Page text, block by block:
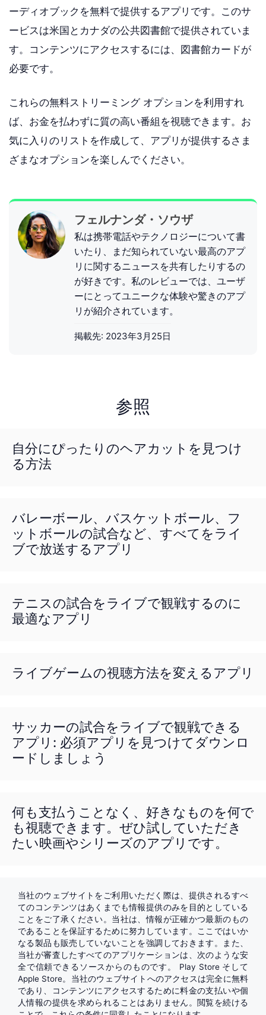
ーディオブックを無料で提供するアプリです。このサ
ービスは米国とカナダの公共図書館で提供されていま
す。コンテンツにアクセスするには、図書館カードが
必要です。
これらの無料ストリーミング オプションを利用すれ
ば、お金を払わずに質の高い番組を視聴できます。お
気に入りのリストを作成して、アプリが提供するさま
ざまなオプションを楽しんでください。
フェルナンダ・ソウザ
私は携帯電話やテクノロジーについて書
いたり、まだ知られていない最高のアプ
リに関するニュースを共有したりするの
が好きです。私のレビューでは、ユーザ
ーにとってユニークな体験や驚きのアプ
リが紹介されています。
掲載先: 2023年3月25日
参照
自分にぴったりのヘアカットを見つけ
る方法
バレーボール、バスケットボール、フ
ットボールの試合など、すべてをライ
ブで放送するアプリ
テニスの試合をライブで観戦するのに
最適なアプリ
ライブゲームの視聴方法を変えるアプリ
サッカーの試合をライブで観戦できる
アプリ: 必須アプリを見つけてダウンロ
ードしましょう
何も支払うことなく、好きなものを何で
も視聴できます。ぜひ試していただき
たい映画やシリーズのアプリです。
当社のウェブサイトをご利用いただく際は、提供されるすべ
てのコンテンツはあくまでも情報提供のみを目的としている
ことをご了承ください。当社は、情報が正確かつ最新のもの
であることを保証するために努力しています。ここではいか
なる製品も販売していないことを強調しておきます。また、
当社が審査したすべてのアプリケーションは、次のような安
全で信頼できるソースからのものです。 Play Storeそして
Apple Store。当社のウェブサイトへのアクセスは完全に無料
であり、コンテンツにアクセスするために料金の支払いや個
人情報の提供を求められることはありません。閲覧を続ける